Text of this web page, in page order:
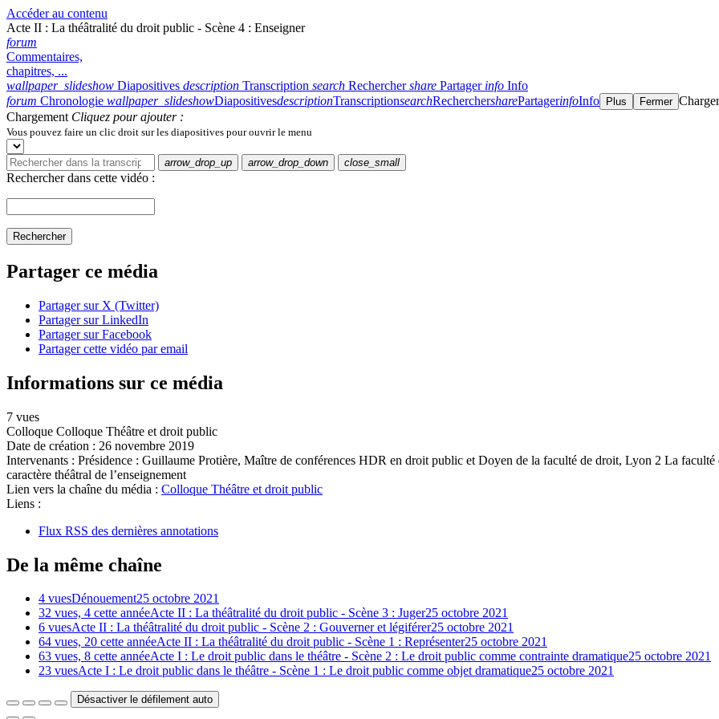
Accéder au contenu
Acte II : La théâtralité du droit public - Scène 4 : Enseigner
forum
Commentaires,
chapitres, ...
wallpaper_slideshow Diapositives description Transcription search Rechercher share Partager info Info
forum Chronologie wallpaper_slideshowDiapositivesdescriptionTranscriptionsearchRecherchersharePartagerinfoInfo Plus Fermer
Chargement Cliquez pour ajouter :
Vous pouvez faire un clic droit sur les diapositives pour ouvrir le menu
arrow_drop_up arrow_drop_down close_small
Rechercher dans cette vidéo :
Rechercher
Partager ce média
Partager sur X (Twitter)
Partager sur LinkedIn
Partager sur Facebook
Partager cette vidéo par email
Informations sur ce média
7 vues
Colloque Colloque Théâtre et droit public
Date de création : 26 novembre 2019
Intervenants : Présidence : Guillaume Protière, Maître de conférences HDR en droit public et Doyen de la faculté de droit, Lyon 2 La
caractère théâtral de l’enseignement
Lien vers la chaîne du média : Colloque Théâtre et droit public
Liens :
Flux RSS des dernières annotations
De la même chaîne
4 vuesDénouement25 octobre 2021
32 vues, 4 cette annéeActe II : La théâtralité du droit public - Scène 3 : Juger25 octobre 2021
6 vuesActe II : La théâtralité du droit public - Scène 2 : Gouverner et légiférer25 octobre 2021
64 vues, 20 cette annéeActe II : La théâtralité du droit public - Scène 1 : Représenter25 octobre 2021
63 vues, 8 cette annéeActe I : Le droit public dans le théâtre - Scène 2 : Le droit public comme contrainte dramatique25 octobre 2021
23 vuesActe I : Le droit public dans le théâtre - Scène 1 : Le droit public comme objet dramatique25 octobre 2021
Désactiver le défilement auto